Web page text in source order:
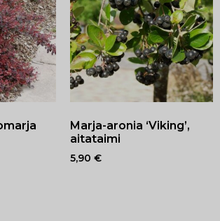
Marja-aronia ‘Viking’,
aitataimi
5,90 €